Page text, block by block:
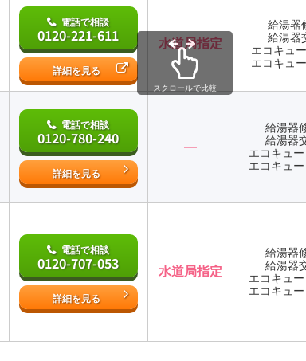
電話で相談
0120-221-611
詳細を見る
水道局指定
給湯器
給湯器
エコキュ
エコキュ
電話で相談
0120-780-240
詳細を見る
―
給湯器
給湯器
エコキュ
エコキュ
電話で相談
0120-707-053
詳細を見る
水道局指定
給湯器
給湯器
エコキュ
エコキュ
スクロールで比較